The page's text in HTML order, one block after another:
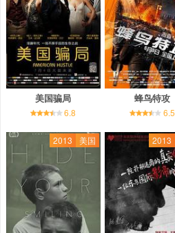
美国骗局
6.8
蜂鸟特攻
6.5
2013 美国 2013